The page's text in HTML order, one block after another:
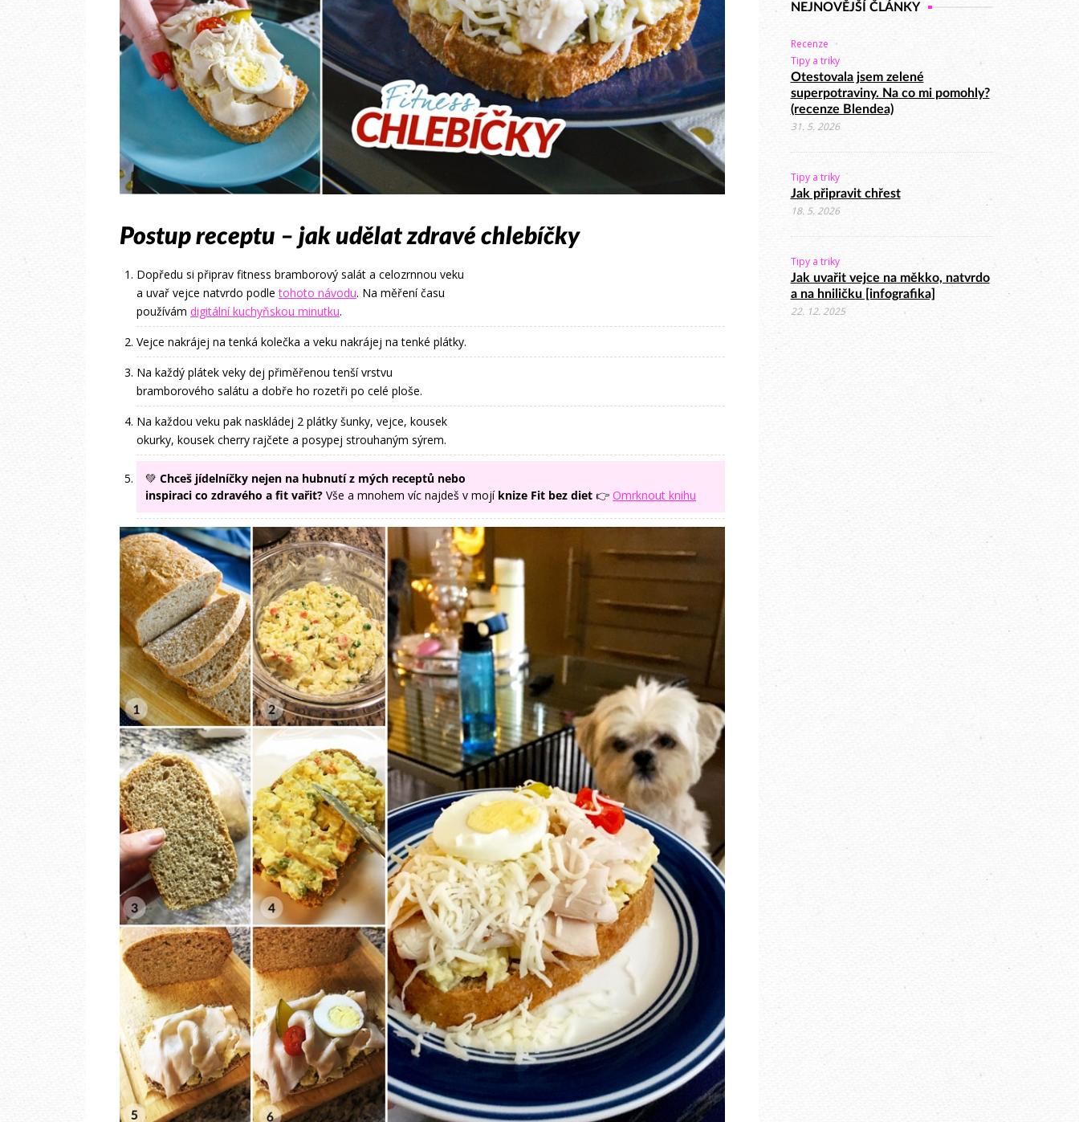
Postup receptu – jak udělat zdravé chlebíčky
Dopředu si připrav fitness bramborový salát a celozrnnou veku
a uvař vejce natvrdo podletohoto návodu. Na měření času
používám digitální kuchyňskou minutku.
Vejce nakrájej na tenká kolečka a veku nakrájej na tenké plátky.
Na každý plátek veky dej přiměřenou tenší vrstvu
bramborového salátu a dobře ho rozetři po celé ploše.
Na každou veku pak naskládej 2 plátky šunky, vejce, kousek
okurky, kousek cherry rajčete a posypej strouhaným sýrem.
💚Chceš jídelníčky nejen na hubnutí z mých receptů nebo
inspiraci co zdravého a fit vařit? Vše a mnohem víc najdeš v mojí knize Fit bez diet 👉Omrknout knihu
NEJNOVĚJŠÍ ČLÁNKY
Recenze
Tipy a triky
Otestovala jsem zelené
superpotraviny. Na co mi pomohly?
(recenze Blendea)
31. 5. 2026
Tipy a triky
Jak připravit chřest
18. 5. 2026
Tipy a triky
Jak uvařit vejce na měkko, natvrdo
a na hniličku [infografika]
22. 12. 2025